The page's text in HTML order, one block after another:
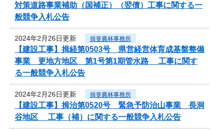
対策道路事業補助（国補正）（翌債）工事に関する一
般競争入札公告
2024年2月26日更新 揖斐農林事務所
【建設工事】揖経第0503号 県営経営体育成基盤整備
事業 更地方地区 第1号第1期管水路 工事に関す
る一般競争入札公告
2024年2月26日更新 揖斐農林事務所
【建設工事】揖治第0520号 緊急予防治山事業 長洞
谷地区 工事（補）に関する一般競争入札公告